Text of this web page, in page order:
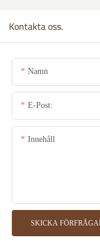
Kontakta oss.
Namn
E-Post:
Innehåll
SKICKA